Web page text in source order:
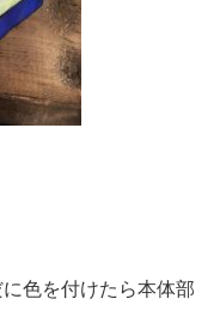
に色を付けたら本体部